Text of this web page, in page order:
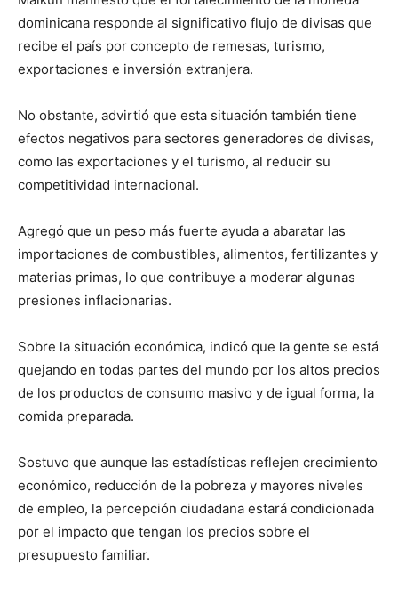
dominicana responde al significativo flujo de divisas que
recibe el país por concepto de remesas, turismo,
exportaciones e inversión extranjera.
No obstante, advirtió que esta situación también tiene
efectos negativos para sectores generadores de divisas,
como las exportaciones y el turismo, al reducir su
competitividad internacional.
Agregó que un peso más fuerte ayuda a abaratar las
importaciones de combustibles, alimentos, fertilizantes y
materias primas, lo que contribuye a moderar algunas
presiones inflacionarias.
Sobre la situación económica, indicó que la gente se está
quejando en todas partes del mundo por los altos precios
de los productos de consumo masivo y de igual forma, la
comida preparada.
Sostuvo que aunque las estadísticas reflejen crecimiento
económico, reducción de la pobreza y mayores niveles
de empleo, la percepción ciudadana estará condicionada
por el impacto que tengan los precios sobre el
presupuesto familiar.